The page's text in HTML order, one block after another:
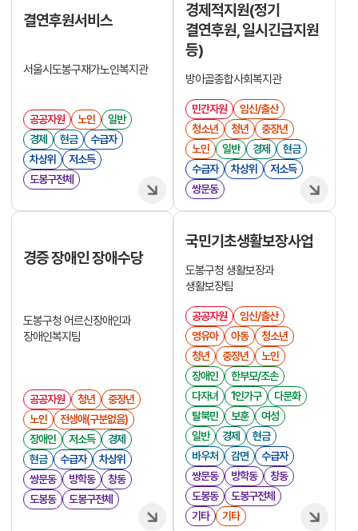
결연후원서비스
서울시도봉구재가노인복지관
공공자원 노인
일반
경제
현금
수급자
차상위
저소득
도봉구전체
경제적지원(정기
결연후원, 일시긴급지원
등)
방아골종합사회복지관
민간자원
임신/출산
청소년
청년
중장년
노인
일반 경제
현금
수급자
차상위
저소득
쌍문동
경증 장애인 장애수당
도봉구청 어르신장애인과
장애인복지팀
공공자원 청년
중장년
노인
전생애(구분없음)
장애인
저소득
경제
현금
수급자
차상위
쌍문동
방학동
창동
도봉동
도봉구전체
국민기초생활보장사업
도봉구청 생활보장과
생활보장팀
공공자원
임신/출산
영유아
아동
청소년
청년
중장년
노인
장애인
한부모/조손
다자녀
1인가구
다문화
탈북민
보훈
여성
일반
경제
현금
바우처
감면
수급자
쌍문동
방학동
창동
도봉동
도봉구전체
기타
기타